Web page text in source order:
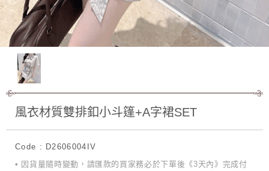
風衣材質雙排釦小斗篷+A字裙SET
Code : D2606004IV
• 因貨量隨時變動，請匯款的買家務必於下單後《3天內》完成付